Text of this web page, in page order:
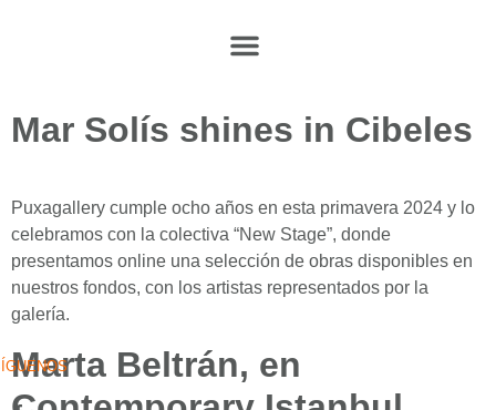
Mar Solís shines in Cibeles
Puxagallery cumple ocho años en esta primavera 2024 y lo
celebramos con la colectiva “New Stage”, donde
presentamos online una selección de obras disponibles en
nuestros fondos, con los artistas representados por la
galería.
Marta Beltrán, en